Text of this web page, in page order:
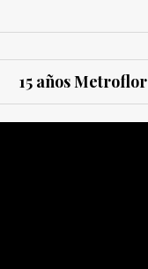
15 años Metroflor